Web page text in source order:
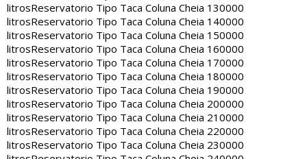
litrosReservatorio Tipo Taca Coluna Cheia 130000
litrosReservatorio Tipo Taca Coluna Cheia 140000
litrosReservatorio Tipo Taca Coluna Cheia 150000
litrosReservatorio Tipo Taca Coluna Cheia 160000
litrosReservatorio Tipo Taca Coluna Cheia 170000
litrosReservatorio Tipo Taca Coluna Cheia 180000
litrosReservatorio Tipo Taca Coluna Cheia 190000
litrosReservatorio Tipo Taca Coluna Cheia 200000
litrosReservatorio Tipo Taca Coluna Cheia 210000
litrosReservatorio Tipo Taca Coluna Cheia 220000
litrosReservatorio Tipo Taca Coluna Cheia 230000